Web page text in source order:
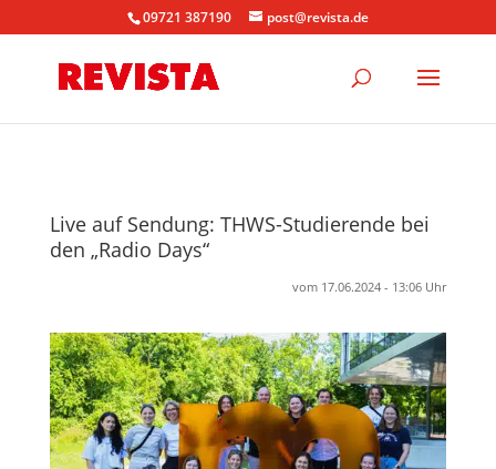
09721 387190 post@revista.de
Live auf Sendung: THWS-Studierende bei
den „Radio Days“
vom 17.06.2024 - 13:06 Uhr